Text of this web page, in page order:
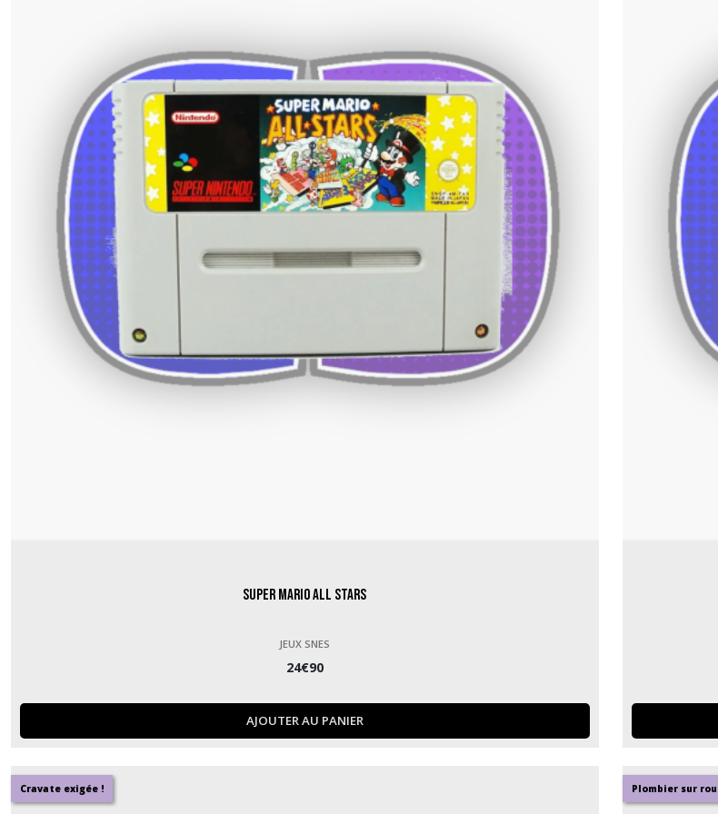
Super Mario All Stars
JEUX SNES
24€90
AJOUTER AU PANIER
Cravate exigée ! Plombier sur